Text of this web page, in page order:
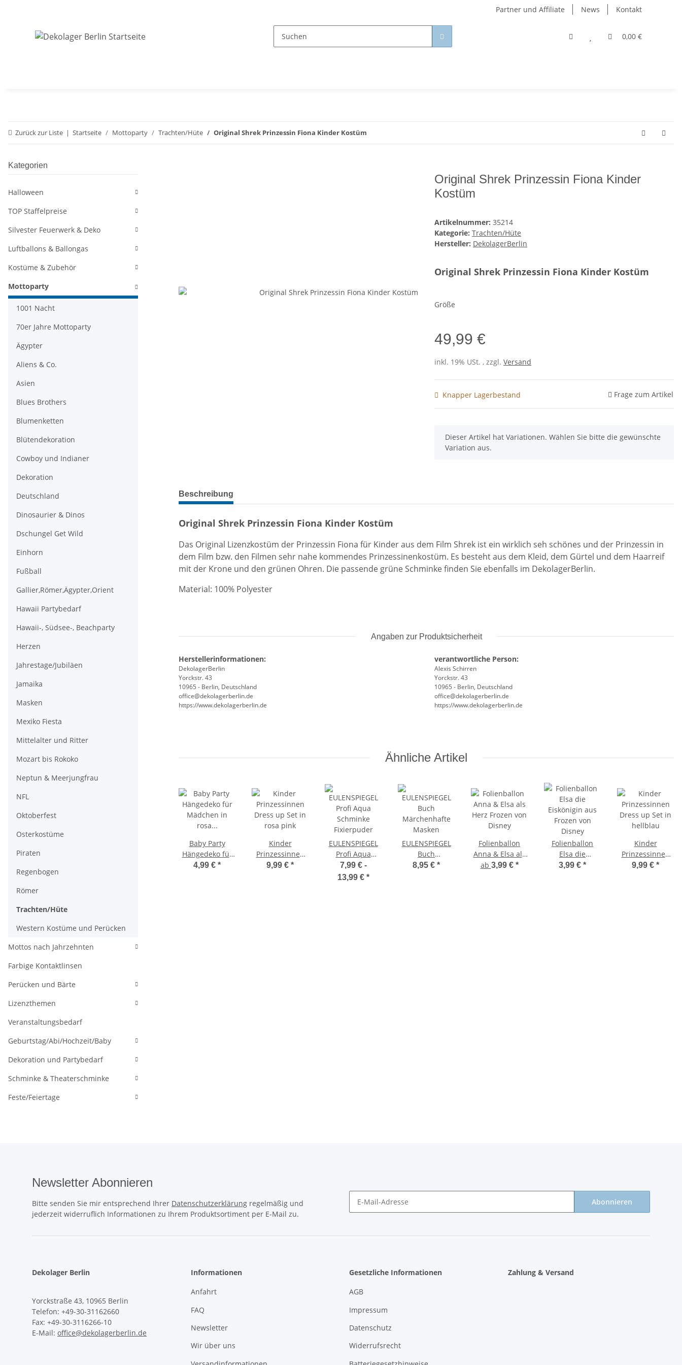
Partner und Affiliate News Kontakt
0,00 €
Zurück zur Liste Startseite Mottoparty Trachten/Hüte Original Shrek Prinzessin Fiona Kinder Kostüm
Original Shrek Prinzessin Fiona Kinder
Kostüm
Artikelnummer: 35214
Kategorie: Trachten/Hüte
Hersteller: DekolagerBerlin
Original Shrek Prinzessin Fiona Kinder Kostüm
Größe
49,99 €
inkl. 19% USt. , zzgl. Versand
Knapper Lagerbestand Frage zum Artikel
x
Dieser Artikel hat Variationen. Wählen Sie bitte die gewünschte
Variation aus.
weitere Registerkarten anzeigen
Beschreibung
Original Shrek Prinzessin Fiona Kinder Kostüm
Das Original Lizenzkostüm der Prinzessin Fiona für Kinder aus dem Film Shrek ist ein wirklich seh schönes und der Prinzessin in
dem Film bzw. den Filmen sehr nahe kommendes Prinzessinenkostüm. Es besteht aus dem Kleid, dem Gürtel und dem Haarreif
mit der Krone und den grünen Ohren. Die passende grüne Schminke finden Sie ebenfalls im DekolagerBerlin.
Material: 100% Polyester
Angaben zur Produktsicherheit
Herstellerinformationen:
DekolagerBerlin
Yorckstr. 43
10965 - Berlin, Deutschland
office@dekolagerberlin.de
https://www.dekolagerberlin.de
verantwortliche Person:
Alexis Schirren
Yorckstr. 43
10965 - Berlin, Deutschland
office@dekolagerberlin.de
https://www.dekolagerberlin.de
Ähnliche Artikel
Baby Party
Hängedeko für
Mädchen in
4,99 € *
Kinder
Prinzessinnen
Dress up Set in
9,99 € *
EULENSPIEGEL
Profi Aqua
Schminke
Fixierpuder
7,99 € -
13,99 € *
EULENSPIEGEL
Buch
Märchenhafte
8,95 € *
Folienballon
Anna & Elsa als
Herz Frozen von
ab 3,99 € *
Folienballon
Elsa die
Eiskönigin aus
3,99 € *
Kinder
Prinzessinnen
Dress up Set in
9,99 € *
Kategorien
Halloween
TOP Staffelpreise
Silvester Feuerwerk & Deko
Luftballons & Ballongas
Kostüme & Zubehör
Mottoparty
1001 Nacht
70er Jahre Mottoparty
Ägypter
Aliens & Co.
Asien
Blues Brothers
Blumenketten
Blütendekoration
Cowboy und Indianer
Dekoration
Deutschland
Dinosaurier & Dinos
Dschungel Get Wild
Einhorn
Fußball
Gallier,Römer,Ägypter,Orient
Hawaii Partybedarf
Hawaii-, Südsee-, Beachparty
Herzen
Jahrestage/Jubiläen
Jamaika
Masken
Mexiko Fiesta
Mittelalter und Ritter
Mozart bis Rokoko
Neptun & Meerjungfrau
NFL
Oktoberfest
Osterkostüme
Piraten
Regenbogen
Römer
Trachten/Hüte
Western Kostüme und Perücken
Mottos nach Jahrzehnten
Farbige Kontaktlinsen
Perücken und Bärte
Lizenzthemen
Veranstaltungsbedarf
Geburtstag/Abi/Hochzeit/Baby
Dekoration und Partybedarf
Schminke & Theaterschminke
Feste/Feiertage
Newsletter Abonnieren
Bitte senden Sie mir entsprechend Ihrer Datenschutzerklärung regelmäßig und
jederzeit widerruflich Informationen zu Ihrem Produktsortiment per E-Mail zu.
Abonnieren
Dekolager Berlin
Yorckstraße 43, 10965 Berlin
Telefon: +49-30-31162660
Fax: +49-30-3116266-10
E-Mail: office@dekolagerberlin.de
Informationen
Anfahrt
FAQ
Newsletter
Wir über uns
Gesetzliche Informationen
AGB
Impressum
Datenschutz
Widerrufsrecht
Zahlung & Versand